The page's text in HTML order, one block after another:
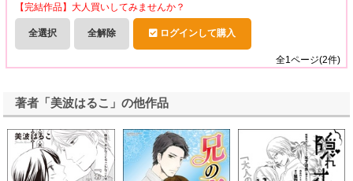
【完結作品】大人買いしてみませんか？
全選択 全解除 ログインして購入
全1 ページ(2件)
著者「美波はるこ」の他作品